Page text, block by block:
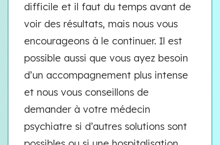
difficile et il faut du temps avant de
voir des résultats, mais nous vous
encourageons à le continuer. Il est
possible aussi que vous ayez besoin
d’un accompagnement plus intense
et nous vous conseillons de
demander à votre médecin
psychiatre si d’autres solutions sont